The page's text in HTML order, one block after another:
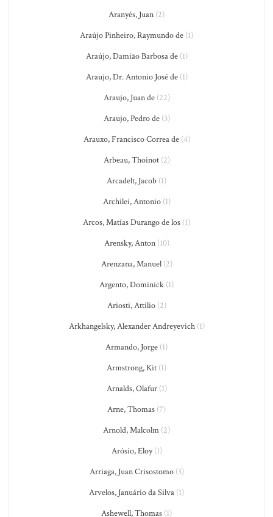
Aranyés, Juan (2)
Araújo Pinheiro, Raymundo de (1)
Araújo, Damião Barbosa de(1)
Araujo, Dr. Antonio José de(1)
Araujo, Juan de(22)
Araujo, Pedro de(3)
Arauxo, Francisco Correa de(4)
Arbeau, Thoinot(2)
Arcadelt, Jacob (1)
Archilei, Antonio(1)
Arcos, Matías Durango de los (1)
Arensky, Anton(10)
Arenzana, Manuel(2)
Argento, Dominick (1)
Ariosti, Attilio(2)
Arkhangelsky, Alexander Andreyevich(1)
Armando, Jorge (1)
Armstrong, Kit (1)
Arnalds, Olafur(1)
Arne, Thomas (7)
Arnold, Malcolm (2)
Arósio, Eloy(1)
Arriaga, Juan Crisostomo(3)
Arvelos, Januário da Silva (1)
Ashewell, Thomas (1)